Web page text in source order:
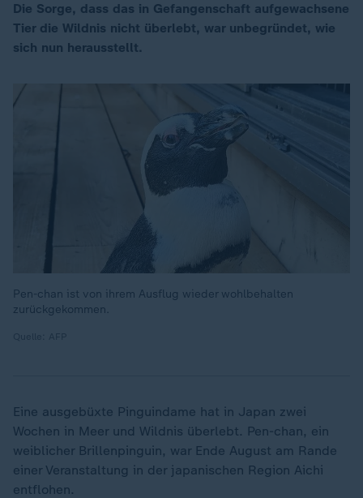
Die Sorge, dass das in Gefangenschaft aufgewachsene
Tier die Wildnis nicht überlebt, war unbegründet, wie
sich nun herausstellt.
Pen-chan ist von ihrem Ausflug wieder wohlbehalten
zurückgekommen.
Eine ausgebüxte Pinguindame hat in Japan zwei
Wochen in Meer und Wildnis überlebt. Pen-chan, ein
weiblicher Brillenpinguin, war Ende August am Rande
einer Veranstaltung in der japanischen Region Aichi
entflohen.